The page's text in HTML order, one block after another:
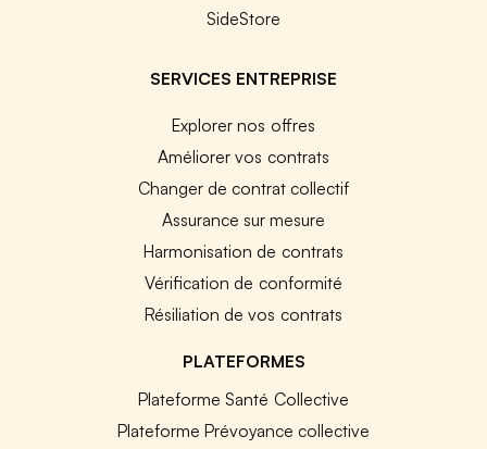
SideStore
SERVICES ENTREPRISE
Explorer nos offres
Améliorer vos contrats
Changer de contrat collectif
Assurance sur mesure
Harmonisation de contrats
Vérification de conformité
Résiliation de vos contrats
PLATEFORMES
Plateforme Santé Collective
Plateforme Prévoyance collective